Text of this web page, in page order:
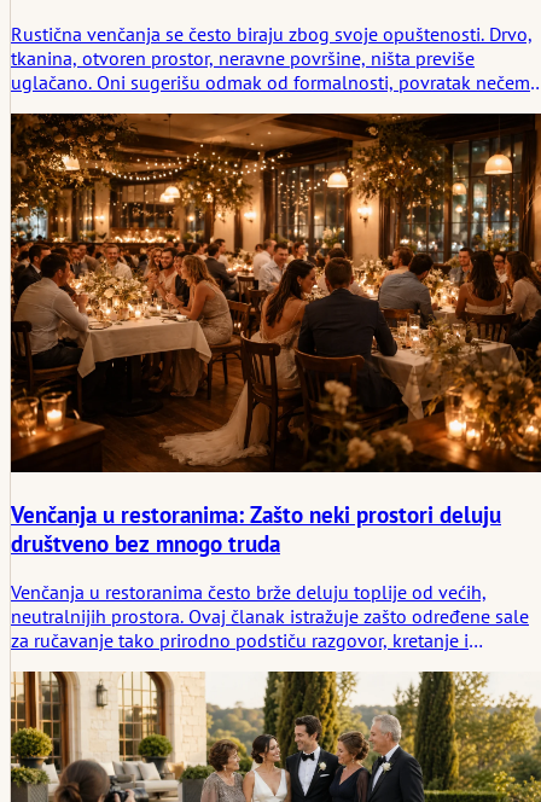
Rustična venčanja se često biraju zbog svoje opuštenosti. Drvo,
tkanina, otvoren prostor, neravne površine, ništa previše
uglačano. Oni sugerišu odmak od formalnosti, povratak nečemu
nosi slojeve koji nisu uvek odmah vidljivi.
Venčanja u restoranima: Zašto neki prostori deluju
društveno bez mnogo truda
Venčanja u restoranima često brže deluju toplije od većih,
neutralnijih prostora. Ovaj članak istražuje zašto određene sale
za ručavanje tako prirodno podstiču razgovor, kretanje i
društvene scene koje ljudi kasnije pamte.